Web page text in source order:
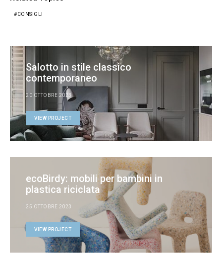
CONSIGLI
Salotto in stile classico
contemporaneo
20 OTTOBRE 2023
VIEW PROJECT
ecoBirdy: mobili per bambini in
plastica riciclata
25 OTTOBRE 2023
VIEW PROJECT